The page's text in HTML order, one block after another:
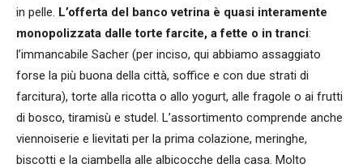
in pelle. L’offerta del banco vetrina è quasi interamente
monopolizzata dalle torte farcite, a fette o in tranci:
l’immancabile Sacher (per inciso, qui abbiamo assaggiato
forse la più buona della città, soffice e con due strati di
farcitura), torte alla ricotta o allo yogurt, alle fragole o ai frutti
di bosco, tiramisù e studel. L’assortimento comprende anche
viennoiserie e lievitati per la prima colazione, meringhe,
biscotti e la ciambella alle albicocche della casa. Molto